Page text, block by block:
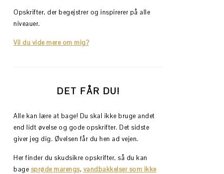
Opskrifter, der begejstrer og inspirerer på alle
niveauer.
Vil du vide mere om mig?
DET FÅR DU!
Alle kan lære at bage! Du skal ikke bruge andet
end lidt øvelse og gode opskrifter. Det sidste
giver jeg dig. Øvelsen får du hen ad vejen.
Her finder du skudsikre opskrifter, så du kan
bage sprøde marengs, vandbakkelser som ikke